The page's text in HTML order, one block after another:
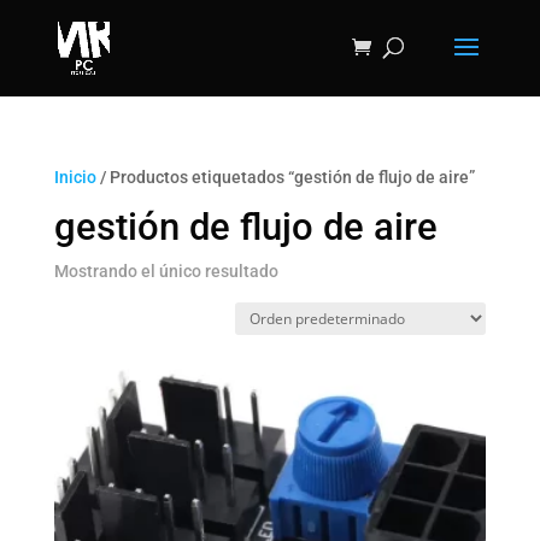
Inicio/ Productos etiquetados “gestión de flujo de aire”
gestión de flujo de aire
Mostrando el único resultado